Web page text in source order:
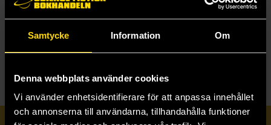
Samtycke Information Om
Denna webbplats använder cookies
Vi använder enhetsidentifierare för att anpassa innehållet
och annonserna till användarna, tillhandahålla funktioner
SAMLINGSVOLYM
TECKNA & MÅLA TECKNAD SERIE